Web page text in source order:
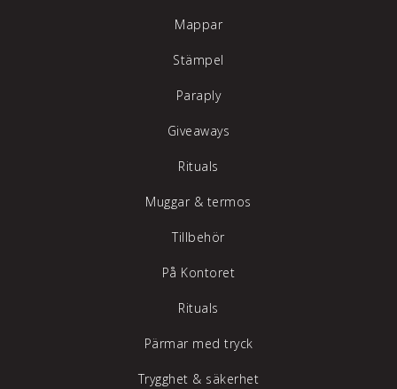
Mappar
Stämpel
Paraply
Giveaways
Rituals
Muggar & termos
Tillbehör
På Kontoret
Rituals
Pärmar med tryck
Trygghet & säkerhet